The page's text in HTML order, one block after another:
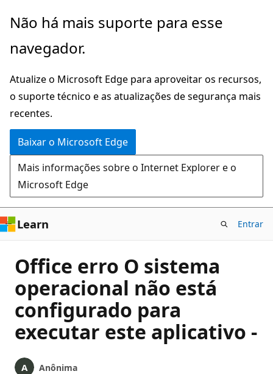
Pular
o
principal
Não há mais suporte para esse
navegador.
Atualize o Microsoft Edge para aproveitar os recursos,
o suporte técnico e as atualizações de segurança mais
recentes.
Baixar o Microsoft Edge
Mais informações sobre o Internet Explorer e o
Microsoft Edge
Learn Entrar
Office erro O sistema
operacional não está
configurado para
executar este aplicativo -
Anônima